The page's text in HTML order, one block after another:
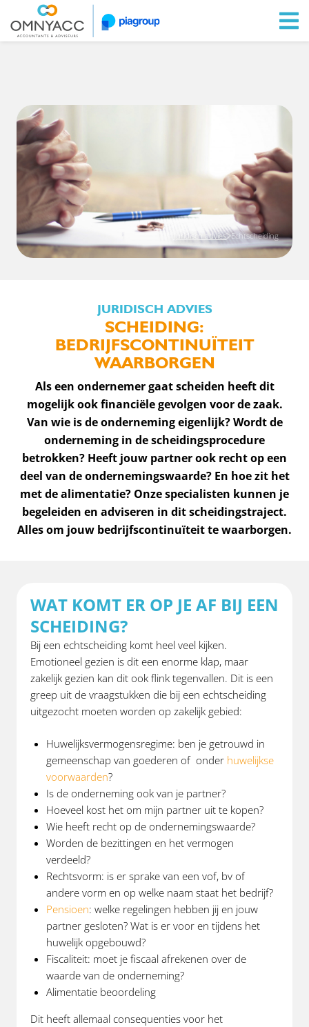
Ga naar Omnyacc.nl
Juridisch advies Echtscheiding
JURIDISCH ADVIES
SCHEIDING:
BEDRIJFSCONTINUÏTEIT
WAARBORGEN
Als een ondernemer gaat scheiden heeft dit
mogelijk ook financiële gevolgen voor de zaak.
Van wie is de onderneming eigenlijk? Wordt de
onderneming in de scheidingsprocedure
betrokken? Heeft jouw partner ook recht op een
deel van de ondernemingswaarde? En hoe zit het
met de alimentatie? Onze specialisten kunnen je
begeleiden en adviseren in dit scheidingstraject.
Alles om jouw bedrijfscontinuïteit te waarborgen.
WAT KOMT ER OP JE AF BIJ EEN
SCHEIDING?
Bij een echtscheiding komt heel veel kijken.
Emotioneel gezien is dit een enorme klap, maar
zakelijk gezien kan dit ook flink tegenvallen. Dit is een
greep uit de vraagstukken die bij een echtscheiding
uitgezocht moeten worden op zakelijk gebied:
Huwelijksvermogensregime: ben je getrouwd in
gemeenschap van goederen of onder huwelijkse
voorwaarden?
Is de onderneming ook van je partner?
Hoeveel kost het om mijn partner uit te kopen?
Wie heeft recht op de ondernemingswaarde?
Worden de bezittingen en het vermogen
verdeeld?
Rechtsvorm: is er sprake van een vof, bv of
andere vorm en op welke naam staat het bedrijf?
Pensioen: welke regelingen hebben jij en jouw
partner gesloten? Wat is er voor en tijdens het
huwelijk opgebouwd?
Fiscaliteit: moet je fiscaal afrekenen over de
waarde van de onderneming?
Alimentatie beoordeling
Dit heeft allemaal consequenties voor het